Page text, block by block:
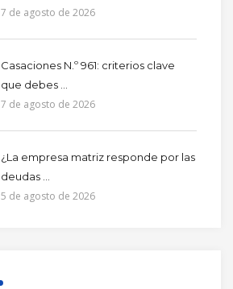
7 de agosto de 2026
Casaciones N.º 961: criterios clave
que debes ...
7 de agosto de 2026
¿La empresa matriz responde por las
deudas ...
5 de agosto de 2026